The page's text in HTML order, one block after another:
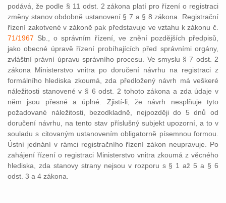
podává, že podle § 11 odst. 2 zákona platí pro řízení o registraci
změny stanov obdobně ustanovení § 7 a § 8 zákona. Registrační
řízení zakotvené v zákoně pak představuje ve vztahu k zákonu č.
71/1967 Sb., o správním řízení, ve znění pozdějších předpisů,
jako obecné úpravě řízení probíhajících před správními orgány,
zvláštní právní úpravu správního procesu. Ve smyslu § 7 odst. 2
zákona Ministerstvo vnitra po doručení návrhu na registraci z
formálního hlediska zkoumá, zda předložený návrh má veškeré
náležitosti stanovené v § 6 odst. 2 tohoto zákona a zda údaje v
něm jsou přesné a úplné. Zjistí-li, že návrh nesplňuje tyto
požadované náležitosti, bezodkladně, nejpozději do 5 dnů od
doručení návrhu, na tento stav příslušný subjekt upozorní, a to v
souladu s citovaným ustanovením obligatorně písemnou formou.
Ústní jednání v rámci registračního řízení zákon neupravuje. Po
zahájení řízení o registraci Ministerstvo vnitra zkoumá z věcného
hlediska, zda stanovy strany nejsou v rozporu s § 1 až 5 a § 6
odst. 3 a 4 zákona.